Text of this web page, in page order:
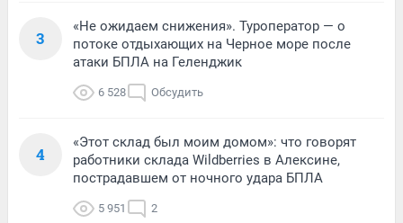
3
«Не ожидаем снижения». Туроператор — о
потоке отдыхающих на Черное море после
атаки БПЛА на Геленджик
6 528 Обсудить
4
«Этот склад был моим домом»: что говорят
работники склада Wildberries в Алексине,
пострадавшем от ночного удара БПЛА
5 951 2